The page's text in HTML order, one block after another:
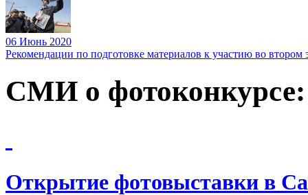
06 Июнь 2020
Рекомендации по подготовке материалов к участию во
СМИ о фотоконкурсе:
Открытие фотовыставки в